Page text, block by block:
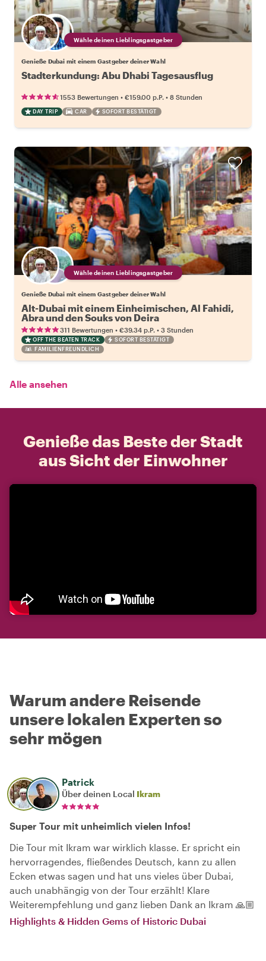
Wähle deinen Lieblingsgastgeber
Genieße Dubai mit einem Gastgeber deiner Wahl
Stadterkundung: Abu Dhabi Tagesausflug
1553 Bewertungen • €159.00 p.P. • 8 Stunden
DAY TRIP CAR SOFORT BESTÄTIGT
Wähle deinen Lieblingsgastgeber
Genieße Dubai mit einem Gastgeber deiner Wahl
Alt-Dubai mit einem Einheimischen, Al Fahidi,
Abra und den Souks von Deira
311 Bewertungen • €39.34 p.P. • 3 Stunden
OFF THE BEATEN TRACK
SOFORT BESTÄTIGT
FAMILIENFREUNDLICH
Alle ansehen
Genieße das Beste der Stadt
aus Sicht der Einwohner
Warum andere Reisende
unsere lokalen Experten so
sehr mögen
Patrick
Über deinen Local Ikram
Super Tour mit unheimlich vielen Infos!
Die Tour mit Ikram war wirklich klasse. Er spricht ein
hervorragendes, fließendes Deutsch, kann zu allen
Ecken etwas sagen und hat uns vieles über Dubai,
auch unabhängig von der Tour erzählt! Klare
Weiterempfehlung und ganz lieben Dank an Ikram 🙏🏼
Highlights & Hidden Gems of Historic Dubai